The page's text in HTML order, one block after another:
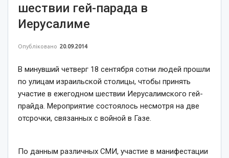
шествии гей-парада в
Иерусалиме
Опубліковано 20.09.2014
В минувший четверг 18 сентября сотни людей прошли
по улицам израильской столицы, чтобы принять
участие в ежегодном шествии Иерусалимского гей-
прайда. Мероприятие состоялось несмотря на две
отсрочки, связанных с войной в Газе.
По данным различных СМИ, участие в манифестации